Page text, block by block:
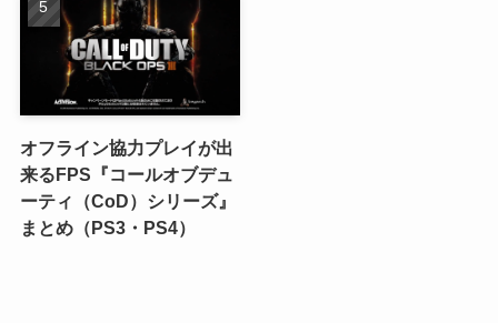
オフライン協力プレイが出
来るFPS『コールオブデュ
ーティ（CoD）シリーズ』
まとめ（PS3・PS4）